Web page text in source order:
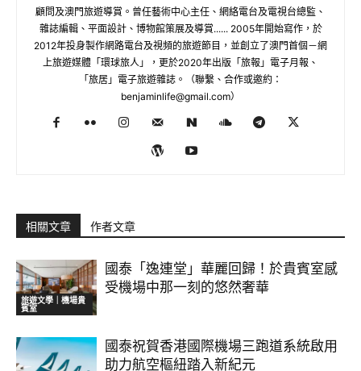
顧問及澳門旅遊導賞。曾任藝術中心主任、網絡電台及電視台總監、
雜誌編輯、平面設計、博物館策展及導賞...... 2005年開始寫作，於
2012年投身製作網路電台及視頻的旅遊節目，並創立了澳門首個－網
上旅遊媒體「環球旅人」，更於2020年出版「旅報」電子月報、
「旅居」電子旅遊雜誌。（聯繫、合作或邀約：
benjaminlife@gmail.com）
相關文章 作者文章
旅遊文學｜機場貴
賓室
國泰「逸連堂」華麗回歸！於貴賓室感
受機場中那一刻的悠然奢華
國泰祝賀香港國際機場三跑道系統啟用
助力航空樞紐踏入新紀元